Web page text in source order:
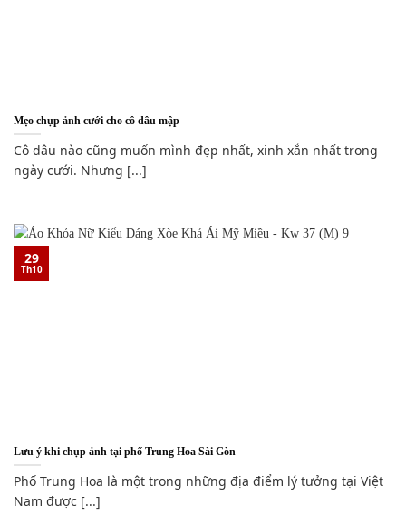
Mẹo chụp ảnh cưới cho cô dâu mập
Cô dâu nào cũng muốn mình đẹp nhất, xinh xắn nhất trong
ngày cưới. Nhưng [...]
Lưu ý khi chụp ảnh tại phố Trung Hoa Sài Gòn
Phố Trung Hoa là một trong những địa điểm lý tưởng tại Việt
Nam được [...]
29
Th10